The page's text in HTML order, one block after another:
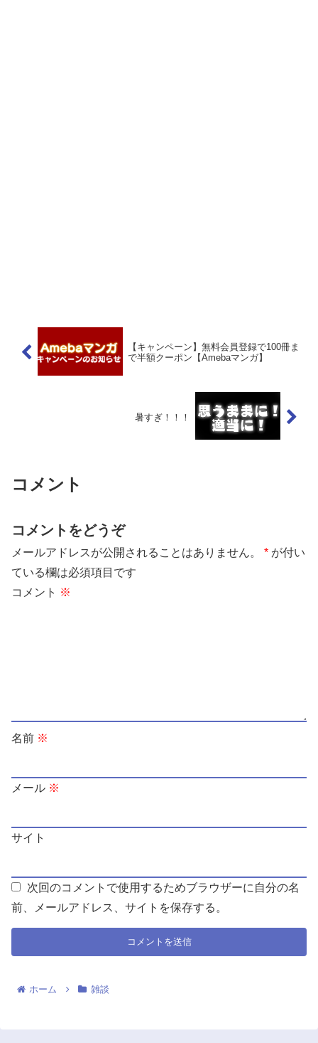
【キャンペーン】無料会員登録で100冊ま
で半額クーポン【Amebaマンガ】
暑すぎ！！！
コメント
コメントをどうぞ
メールアドレスが公開されることはありません。 * が付い
ている欄は必須項目です
コメント ※
名前 ※
メール ※
サイト
次回のコメントで使用するためブラウザーに自分の名
前、メールアドレス、サイトを保存する。
ホーム 雑談